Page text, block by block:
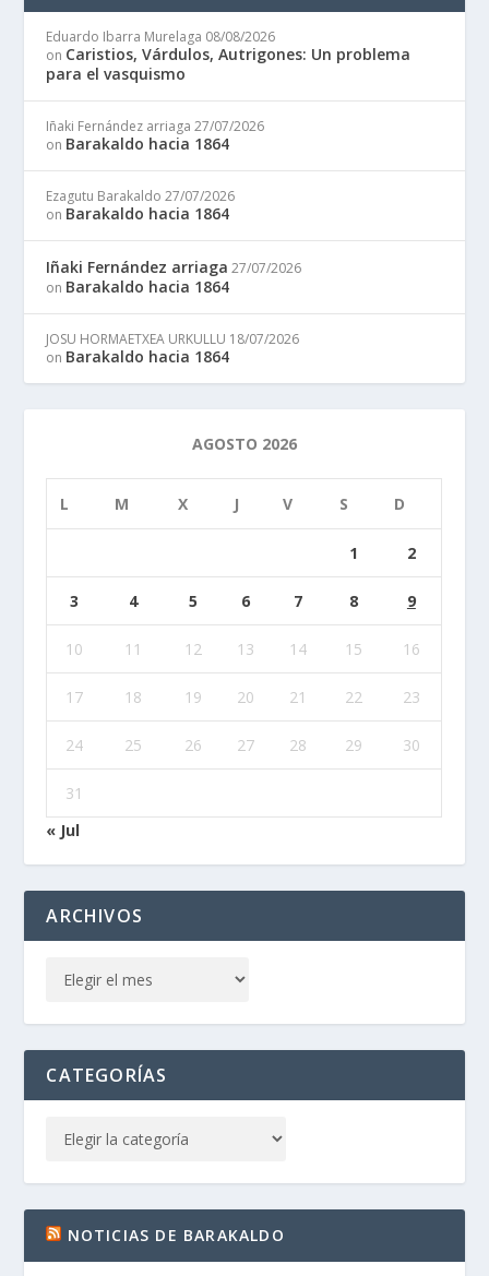
Eduardo Ibarra Murelaga 08/08/2026
on Caristios, Várdulos, Autrigones: Un problema
para el vasquismo
Iñaki Fernández arriaga 27/07/2026
on Barakaldo hacia 1864
Ezagutu Barakaldo 27/07/2026
on Barakaldo hacia 1864
Iñaki Fernández arriaga 27/07/2026
on Barakaldo hacia 1864
JOSU HORMAETXEA URKULLU 18/07/2026
on Barakaldo hacia 1864
AGOSTO 2026
L M X J V S D
1 2
3 4 5 6 7 8 9
10 11 12 13 14 15 16
17 18 19 20 21 22 23
24 25 26 27 28 29 30
31
« Jul
ARCHIVOS
CATEGORÍAS
NOTICIAS DE BARAKALDO